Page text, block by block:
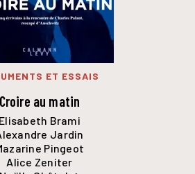
ET ESSAIS
Croire au matin
Elisabeth Brami
Jardin
Pingeot
Alice Zeniter